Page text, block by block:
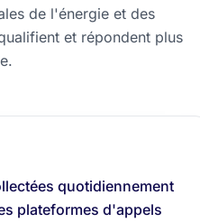
de l'énergie et des
et répondent plus
quotidiennement
plateformes d'appels